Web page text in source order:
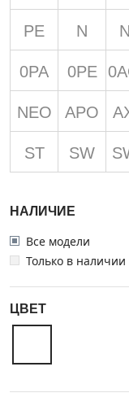
PE N
0PA 0PE
NEO APO
ST SW
НАЛИЧИЕ
Все модели
Только в наличии
ЦВЕТ